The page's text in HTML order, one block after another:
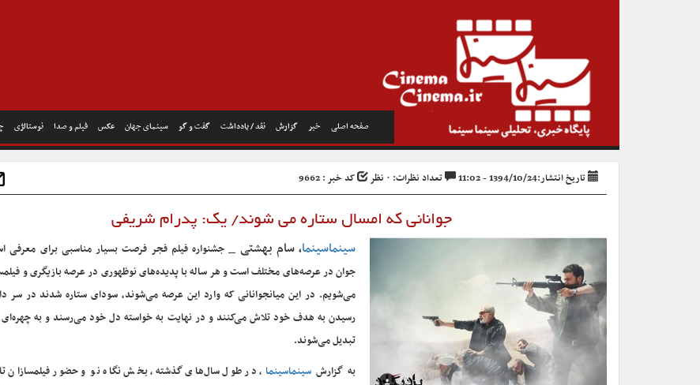
صفحه اصلی خبر گزارش نقد / یادداشت گفت و گو سینمای جهان عکس فیلم و صدا نوستالژی
تاریخ انتشار:1394/10/24 - 11:02 تعداد نظرات: ۰ نظر کد خبر : 9662
جوانانی که امسال ستاره می شوند/ یک: پدرام شریفی
سینماسینما، سام بهشتی _جشنواره فیلم فجر فرصت بسیار مناسبی برای معرفی
جوان در عرصه‌های مختلف است و هر ساله با پدیده‌های نوظهوری در عرصه بازیگری و
می‌شویم. در این میانجوانانی که وارد این عرصه می‌شوند، سودای ستاره شدند در سر
رسیدن به هدف خود تلاش می‌کنند و در نهایت به خواسته دل خود می‌رسند و به چهر‌ه‌ای
تبدیل می‌شوند.
به گزارشسینماسینما ، در طول سال‌های گذشته، بخش نگاه نو و حضور فیلمسازان